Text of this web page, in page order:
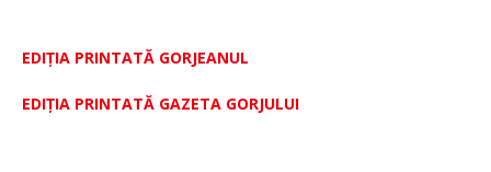
EDIȚIA PRINTATĂ GORJEANUL
EDIŢIA PRINTATĂ GAZETA GORJULUI